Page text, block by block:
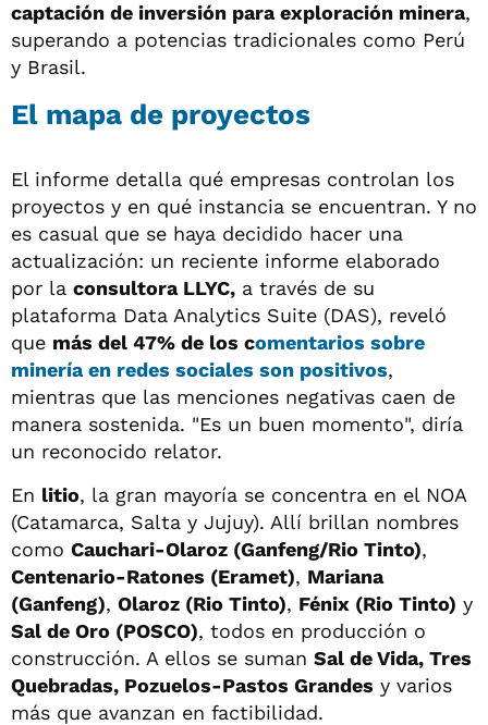
captación de inversión para exploración minera,
superando a potencias tradicionales como Perú
y Brasil.
El mapa de proyectos
El informe detalla qué empresas controlan los
proyectos y en qué instancia se encuentran. Y no
es casual que se haya decidido hacer una
actualización: un reciente informe elaborado
por la consultora LLYC, a través de su
plataforma Data Analytics Suite (DAS), reveló
que más del 47% de los comentarios sobre
minería en redes sociales son positivos,
mientras que las menciones negativas caen de
manera sostenida. "Es un buen momento", diría
un reconocido relator.
En litio, la gran mayoría se concentra en el NOA
(Catamarca, Salta y Jujuy). Allí brillan nombres
como Cauchari-Olaroz (Ganfeng/Rio Tinto),
Centenario-Ratones (Eramet), Mariana
(Ganfeng), Olaroz (Rio Tinto), Fénix (Rio Tinto) y
Sal de Oro (POSCO), todos en producción o
construcción. A ellos se suman Sal de Vida, Tres
Quebradas, Pozuelos-Pastos Grandes y varios
más que avanzan en factibilidad.